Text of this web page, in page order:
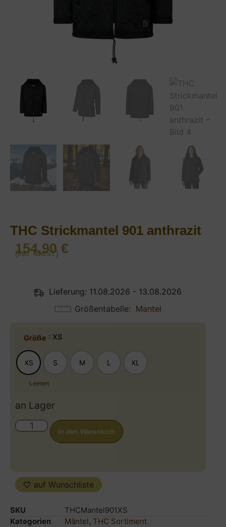
THC Strickmantel 901 anthrazit
154,90 €
(inkl. MwSt.)
Lieferung: 11.08.2026 - 13.08.2026
Größentabelle
Mantel
Größe : XS
XS S M L XL
Leeren
an Lager
In den Warenkorb
auf Wunschliste
SKU
THCMantel901XS
Kategorien
Mäntel, THC Sortiment